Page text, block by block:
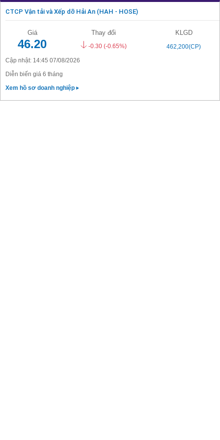
CTCP Vận tải và Xếp dỡ Hải An (HAH - HOSE)
Giá Thay đổi KLGD
46.20 -0.30 (-0.65%)
462,200(CP)
Cập nhật: 14:45 07/08/2026
Diễn biến giá 6 tháng
Xem hồ sơ doanh nghiệp